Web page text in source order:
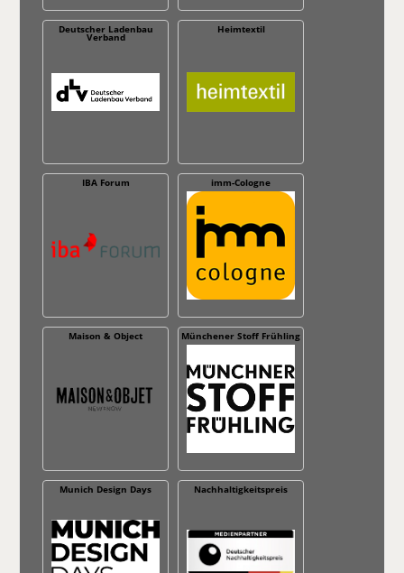
Deutscher Ladenbau
Verband
Heimtextil
IBA Forum imm-Cologne
Maison & Object Münchener Stoff Frühling
Munich Design Days Nachhaltig­keitspreis